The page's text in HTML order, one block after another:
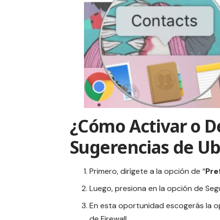
¿Cómo Activar o
Sugerencias de
Primero, dirígete a la opción de “
Luego, presiona en la opción de
En esta oportunidad escogerás la